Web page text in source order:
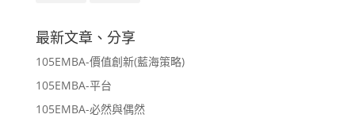
最新文章、分享
105EMBA-價值創新(藍海策略)
105EMBA-平台
105EMBA-必然與偶然